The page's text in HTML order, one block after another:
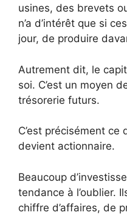
usines, des brevets
n’a d’intérêt que si
jour, de produire
Autrement dit, le
soi. C’est un moyen
trésorerie futurs.
C’est précisément ce
devient actionnaire.
Beaucoup
tendance à l’oublier.
chiffre d’affaires, de